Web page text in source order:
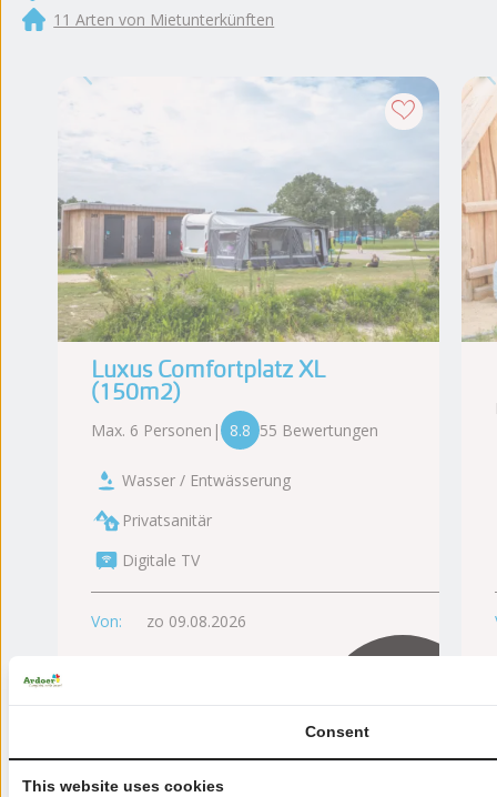
11 Arten von Mietunterkünften
Luxus Comfortplatz XL
(150m2)
Max. 6 Personen | 8.8 55 Bewertungen
Wasser / Entwässerung
Privatsanitär
Digitale TV
Von: zo 09.08.2026
Consent
This website uses cookies